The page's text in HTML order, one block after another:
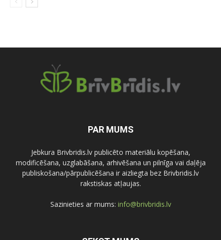
PAR MUMS
Jebkura Brivbridis.lv publicēto materiālu kopēšana,
modificēšana, uzglabāšana, arhivēšana un pilnīga vai daļēja
publiskošana/pārpublicēšana ir aizliegta bez Brivbridis.lv
rakstiskas atļaujas.
Sazinieties ar mums: info@brivbridis.lv